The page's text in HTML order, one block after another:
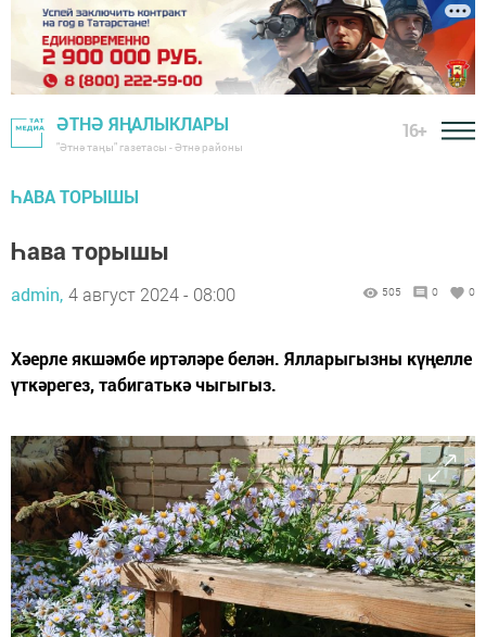
ӘТНӘ ЯҢАЛЫКЛАРЫ
"Әтнә таңы" газетасы - Әтнә районы
16+
ҺАВА ТОРЫШЫ
Һава торышы
admin, 4 август 2024 - 08:00 505 0 0
Хәерле якшәмбе иртәләре белән. Ялларыгызны күңелле
үткәрегез, табигатькә чыгыгыз.